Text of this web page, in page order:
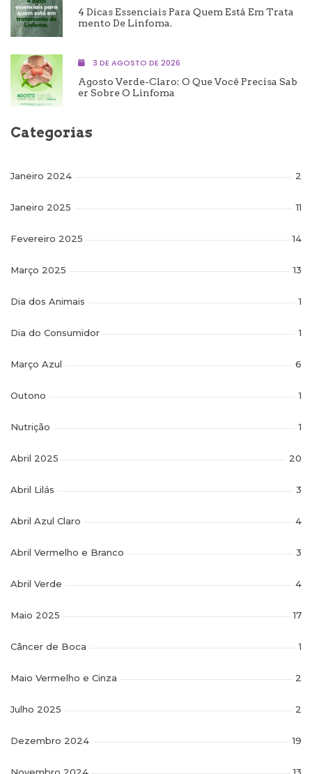
4 Dicas Essenciais Para Quem Está Em Trata
Mento De Linfoma.
3 DE AGOSTO DE 2026
Agosto Verde-Claro: O Que Você Precisa Sab
Er Sobre O Linfoma
Categorias
Janeiro 2024 2
Janeiro 2025 11
Fevereiro 2025 14
Março 2025 13
Dia dos Animais 1
Dia do Consumidor 1
Março Azul 6
Outono 1
Nutrição 1
Abril 2025 20
Abril Lilás 3
Abril Azul Claro 4
Abril Vermelho e Branco 3
Abril Verde 4
Maio 2025 17
Câncer de Boca 1
Maio Vermelho e Cinza 2
Julho 2025 2
Dezembro 2024 19
Novembro 2024 13